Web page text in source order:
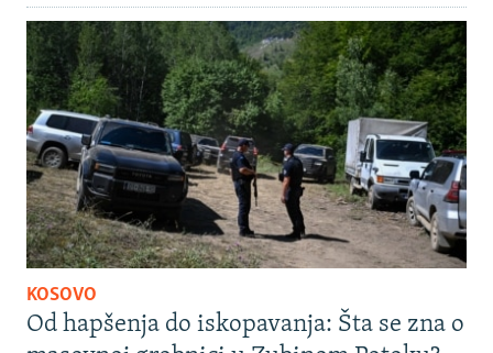
KOSOVO
Od hapšenja do iskopavanja: Šta se zna o